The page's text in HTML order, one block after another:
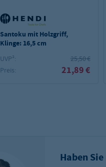
Santoku mit Holzgriff,
Klinge: 16,5 cm
UVP²:
25,50 €
Preis:
21,89 €
Haben